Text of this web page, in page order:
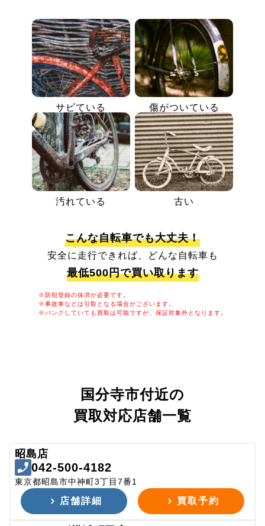
サビている 傷がついている
汚れている 古い
こんな自転車でも大丈夫！
安全に走行できれば、どんな自転車も
最低500円で買い取ります
※防犯登録の抹消が必要です。
※事故車などは引取となる場合がございます。
※パンクしていても買取は可能ですが、保証対象外となります。
国分寺市付近の
買取対応店舗一覧
昭島店
042-500-4182
東京都昭島市中神町3丁目7番1
店舗詳細 買取予約